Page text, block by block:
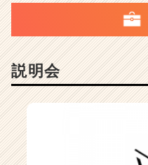
受
賞
の
説明会